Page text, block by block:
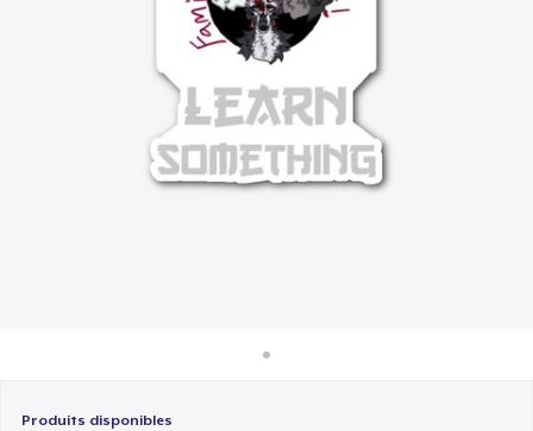
Vendez partout
Vendre n'importe quoi
Produits disponibles
Unisex Premium Pullover Hoodie
40,99 $US